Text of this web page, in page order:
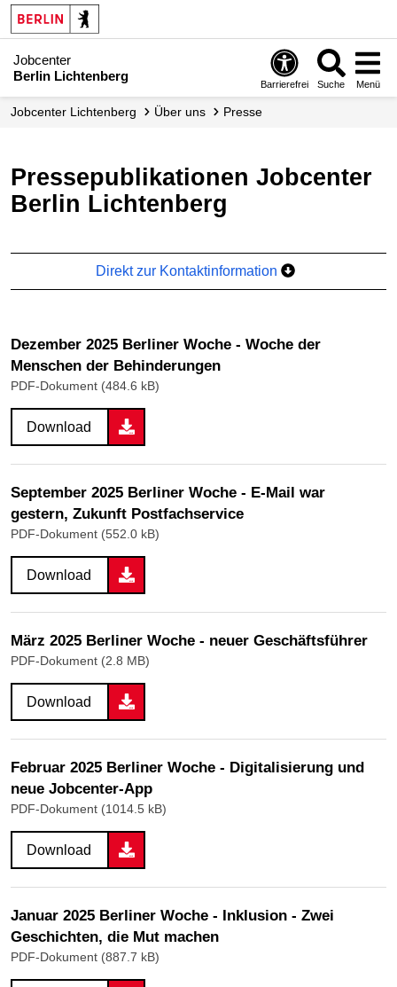
Jobcenter
Berlin Lichtenberg
Barrierefrei Suche Menü
Jobcenter Lichtenberg Über uns Presse
Pressepublikationen Jobcenter
Berlin Lichtenberg
Direkt zur Kontaktinformation
Dezember 2025 Berliner Woche - Woche der
Menschen der Behinderungen
PDF-Dokument (484.6 kB)
Download
September 2025 Berliner Woche - E-Mail war
gestern, Zukunft Postfachservice
PDF-Dokument (552.0 kB)
Download
März 2025 Berliner Woche - neuer Geschäftsführer
PDF-Dokument (2.8 MB)
Download
Februar 2025 Berliner Woche - Digitalisierung und
neue Jobcenter-App
PDF-Dokument (1014.5 kB)
Download
Januar 2025 Berliner Woche - Inklusion - Zwei
Geschichten, die Mut machen
PDF-Dokument (887.7 kB)